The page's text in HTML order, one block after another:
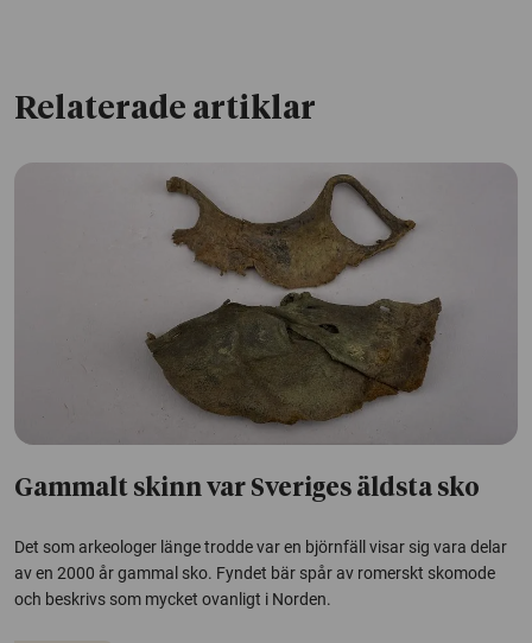
Relaterade artiklar
Gammalt skinn var Sveriges äldsta sko
Det som arkeologer länge trodde var en björnfäll visar sig vara delar
av en 2000 år gammal sko. Fyndet bär spår av romerskt skomode
och beskrivs som mycket ovanligt i Norden.